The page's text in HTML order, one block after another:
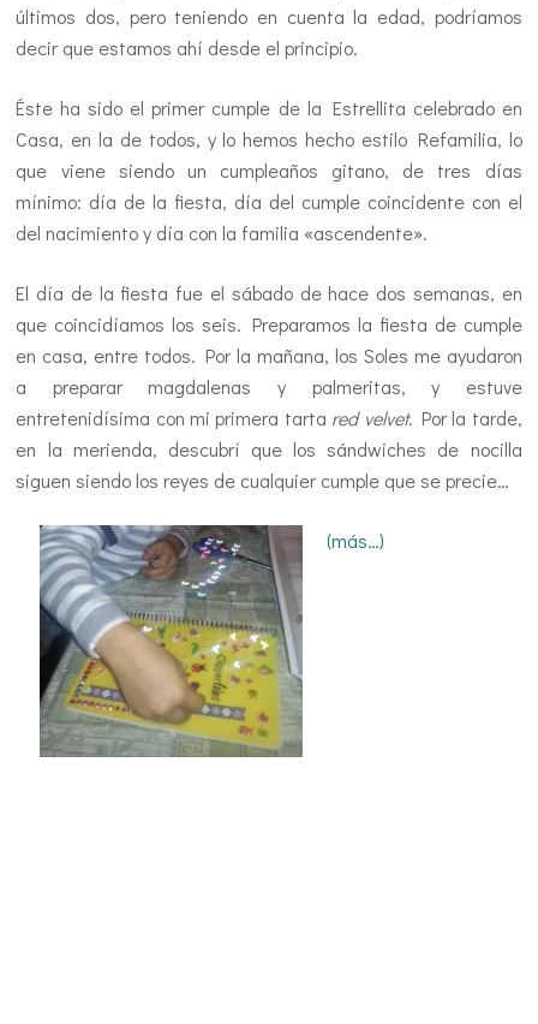
últimos dos, pero teniendo en cuenta la edad, podríamos
decir que estamos ahí desde el principio.
Éste ha sido el primer cumple de la Estrellita celebrado en
Casa, en la de todos, y lo hemos hecho estilo Refamilia, lo
que viene siendo un cumpleaños gitano, de tres días
mínimo: día de la fiesta, día del cumple coincidente con el
del nacimiento y día con la familia «ascendente».
El día de la fiesta fue el sábado de hace dos semanas, en
que coincidíamos los seis. Preparamos la fiesta de cumple
en casa, entre todos. Por la mañana, los Soles me ayudaron
a preparar magdalenas y palmeritas, y estuve
entretenidísima con mi primera tarta red velvet. Por la tarde,
en la merienda, descubrí que los sándwiches de nocilla
siguen siendo los reyes de cualquier cumple que se precie…
(más…)